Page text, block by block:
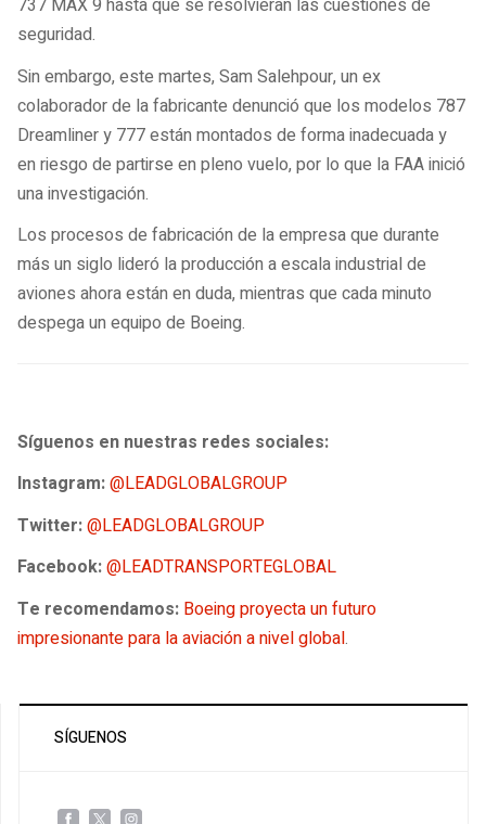
737 MAX 9 hasta que se resolvieran las cuestiones de
seguridad.
Sin embargo, este martes, Sam Salehpour, un ex
colaborador de la fabricante denunció que los modelos 787
Dreamliner y 777 están montados de forma inadecuada y
en riesgo de partirse en pleno vuelo, por lo que la FAA inició
una investigación.
Los procesos de fabricación de la empresa que durante
más un siglo lideró la producción a escala industrial de
aviones ahora están en duda, mientras que cada minuto
despega un equipo de Boeing.
Síguenos en nuestras redes sociales:
Instagram:@LEADGLOBALGROUP
Twitter:@LEADGLOBALGROUP
Facebook:@LEADTRANSPORTEGLOBAL
Te recomendamos: Boeing proyecta un futuro
impresionante para la aviación a nivel global.
SÍGUENOS